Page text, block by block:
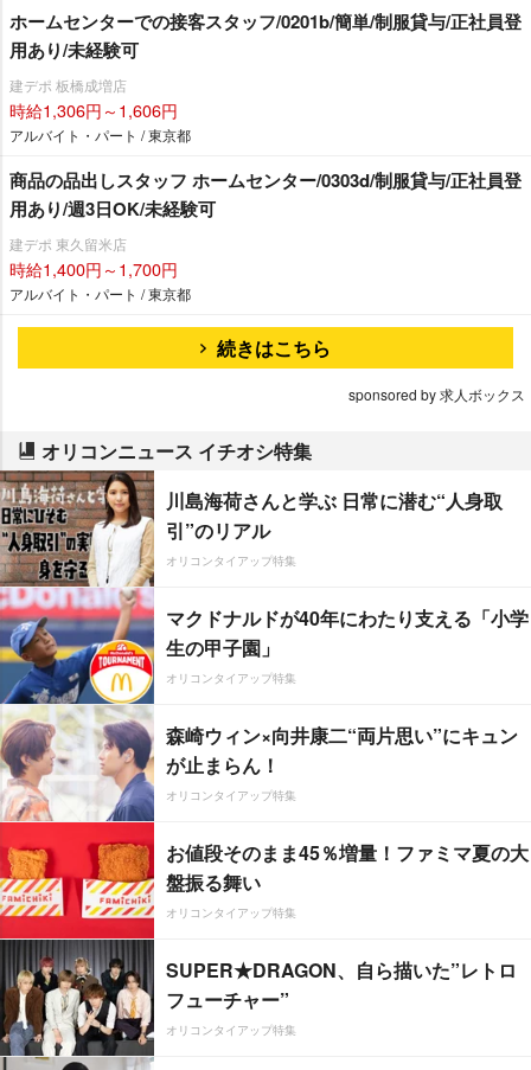
ホームセンターでの接客スタッフ/0201b/簡単/制服貸与/正社員登
用あり/未経験可
建デポ 板橋成増店
時給1,306円～1,606円
アルバイト・パート / 東京都
商品の品出しスタッフ ホームセンター/0303d/制服貸与/正社員登
用あり/週3日OK/未経験可
建デポ 東久留米店
時給1,400円～1,700円
アルバイト・パート / 東京都
続きはこちら
sponsored by 求人ボックス
オリコンニュース イチオシ特集
川島海荷さんと学ぶ 日常に潜む“人身取
引”のリアル
オリコンタイアップ特集
マクドナルドが40年にわたり支える「小学
生の甲子園」
オリコンタイアップ特集
森崎ウィン×向井康二“両片思い”にキュン
が止まらん！
オリコンタイアップ特集
お値段そのまま45％増量！ファミマ夏の大
盤振る舞い
オリコンタイアップ特集
SUPER★DRAGON、自ら描いた”レトロ
フューチャー”
オリコンタイアップ特集